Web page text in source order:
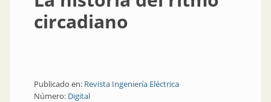
circadiano
Publicado en: Revista Ingeniería Eléctrica
Número: Digital